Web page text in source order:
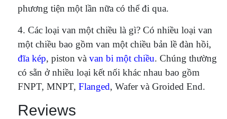
phương tiện một lần nữa có thể đi qua.
4. Các loại van một chiều là gì? Có nhiều loại van
một chiều bao gồm van một chiều bản lề đàn hồi,
đĩa kép, piston và van bi một chiều. Chúng thường
có sẵn ở nhiều loại kết nối khác nhau bao gồm
FNPT, MNPT, Flanged, Wafer và Groided End.
Reviews